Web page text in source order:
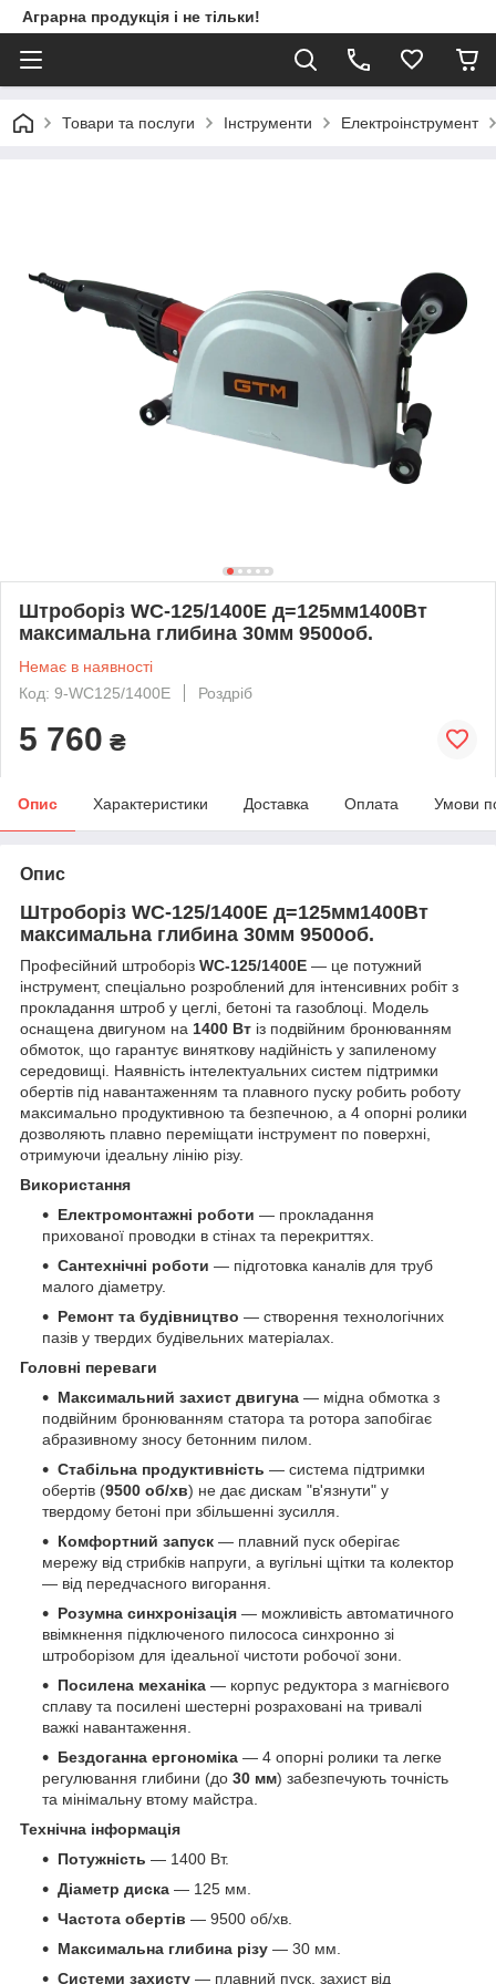
Аграрна продукція і не тільки!
Товари та послуги Інструменти Електроінструмент
Штроборіз WС-125/1400E д=125мм1400Вт
максимальна глибина 30мм 9500об.
Немає в наявності
Код: 9-WC125/1400E
Роздріб
5 760 ₴
Опис Характеристики Доставка Оплата Умови
Опис
Штроборіз WС-125/1400E д=125мм1400Вт
максимальна глибина 30мм 9500об.
Професійний штроборіз WС-125/1400E — це потужний
інструмент, спеціально розроблений для інтенсивних робіт з
прокладання штроб у цеглі, бетоні та газоблоці. Модель
оснащена двигуном на 1400 Вт із подвійним бронюванням
обмоток, що гарантує виняткову надійність у запиленому
середовищі. Наявність інтелектуальних систем підтримки
обертів під навантаженням та плавного пуску робить роботу
максимально продуктивною та безпечною, а 4 опорні ролики
дозволяють плавно переміщати інструмент по поверхні,
отримуючи ідеальну лінію різу.
Використання
Електромонтажні роботи — прокладання
прихованої проводки в стінах та перекриттях.
Сантехнічні роботи — підготовка каналів для труб
малого діаметру.
Ремонт та будівництво — створення технологічних
пазів у твердих будівельних матеріалах.
Головні переваги
Максимальний захист двигуна — мідна обмотка з
подвійним бронюванням статора та ротора запобігає
абразивному зносу бетонним пилом.
Стабільна продуктивність — система підтримки
обертів (9500 об/хв) не дає дискам "в'язнути" у
твердому бетоні при збільшенні зусилля.
Комфортний запуск — плавний пуск оберігає
мережу від стрибків напруги, а вугільні щітки та колектор
— від передчасного вигорання.
Розумна синхронізація — можливість автоматичного
ввімкнення підключеного пилососа синхронно зі
штроборізом для ідеальної чистоти робочої зони.
Посилена механіка — корпус редуктора з магнієвого
сплаву та посилені шестерні розраховані на тривалі
важкі навантаження.
Бездоганна ергономіка — 4 опорні ролики та легке
регулювання глибини (до 30 мм) забезпечують точність
та мінімальну втому майстра.
Технічна інформація
Потужність — 1400 Вт.
Діаметр диска — 125 мм.
Частота обертів — 9500 об/хв.
Максимальна глибина різу — 30 мм.
Системи захисту — плавний пуск, захист від